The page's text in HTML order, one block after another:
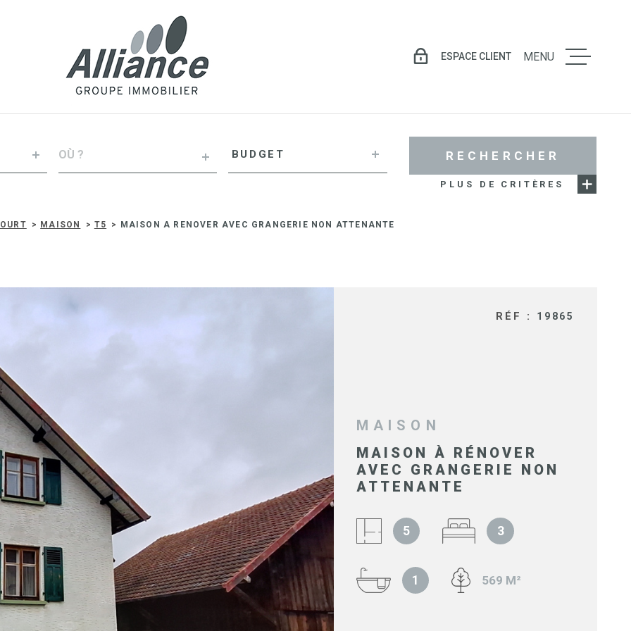
VENTE
SYNDIC
NOS
VENDUS
MENU
BUDGET
PLUS DE CRITÈRES
RECHERCHER
ESPACE CLIENT
MAISON T5 MAISON A RENOVER AVEC GRANGERIE NON ATTENANTE
RÉF : 19865
MAISON
MAISON À RÉNOVER
AVEC GRANGERIE NON
ATTENANTE
5 3
1 569 M²